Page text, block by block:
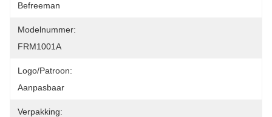
Befreeman
Modelnummer:
FRM1001A
Logo/patroon:
Aanpasbaar
Verpakking: